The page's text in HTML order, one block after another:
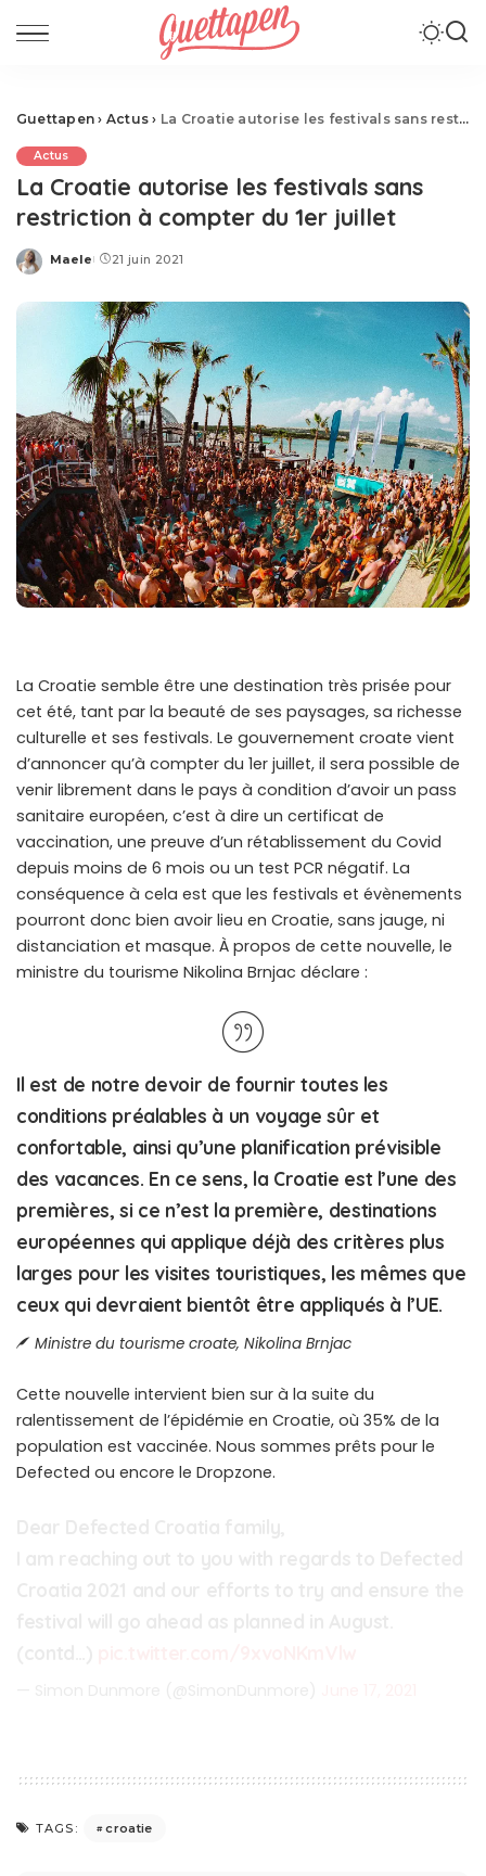
Guettapen › Actus › La Croatie autorise les festivals sans restriction à compter du 1er juillet
Actus
La Croatie autorise les festivals sans
restriction à compter du 1er juillet
Posted
Maele 21 juin 2021
La Croatie semble être une destination très prisée pour
cet été, tant par la beauté de ses paysages, sa richesse
culturelle et ses festivals. Le gouvernement croate vient
d’annoncer qu’à compter du 1er juillet, il sera possible de
venir librement dans le pays à condition d’avoir un pass
sanitaire européen, c’est à dire un certificat de
vaccination, une preuve d’un rétablissement du Covid
depuis moins de 6 mois ou un test PCR négatif. La
conséquence à cela est que les festivals et évènements
pourront donc bien avoir lieu en Croatie, sans jauge, ni
distanciation et masque. À propos de cette nouvelle, le
ministre du tourisme Nikolina Brnjac déclare :
Il est de notre devoir de fournir toutes les
conditions préalables à un voyage sûr et
confortable, ainsi qu’une planification prévisible
des vacances. En ce sens, la Croatie est l’une des
premières, si ce n’est la première, destinations
européennes qui applique déjà des critères plus
larges pour les visites touristiques, les mêmes que
ceux qui devraient bientôt être appliqués à l’UE.
Ministre du tourisme croate, Nikolina Brnjac
Cette nouvelle intervient bien sur à la suite du
ralentissement de l’épidémie en Croatie, où 35% de la
population est vaccinée. Nous sommes prêts pour le
Defected ou encore le Dropzone.
TAGS: croatie